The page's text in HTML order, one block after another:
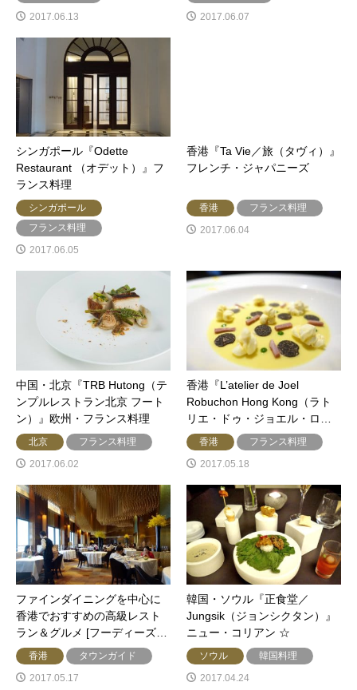
2017.06.13 2017.06.07
シンガポール『Odette
Restaurant （オデット）』フ
ランス料理
シンガポール
フランス料理
2017.06.05
香港『Ta Vie／旅（タヴィ）』
フレンチ・ジャパニーズ
香港
フランス料理
2017.06.04
中国・北京『TRB Hutong（テ
ンプルレストラン北京 フート
ン）』欧州・フランス料理
北京
フランス料理
2017.06.02
香港『L’atelier de Joel
Robuchon Hong Kong（ラト
リエ・ドゥ・ジョエル・ロ…
香港
フランス料理
2017.05.18
ファインダイニングを中心に
香港でおすすめの高級レスト
ラン＆グルメ [フーディーズ…
香港
タウンガイド
2017.05.17
韓国・ソウル『正食堂／
Jungsik（ジョンシクタン）』
ニュー・コリアン ☆
ソウル
韓国料理
2017.04.24